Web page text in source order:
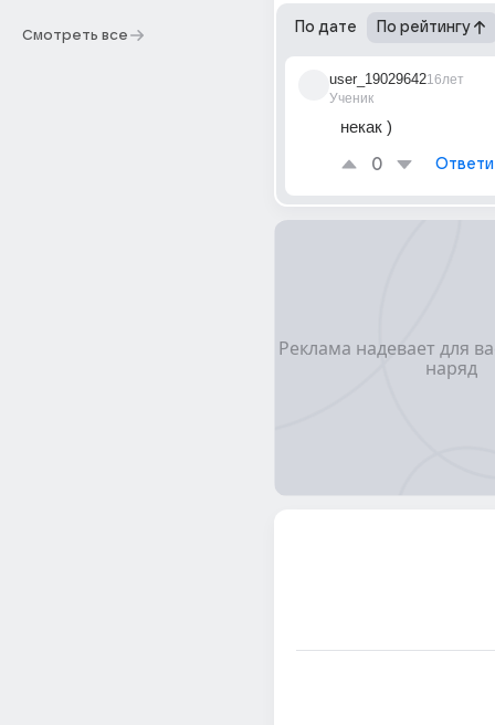
Смотреть все По дате По рейтингу
user_19029642
Ученик
16лет
некак )
0